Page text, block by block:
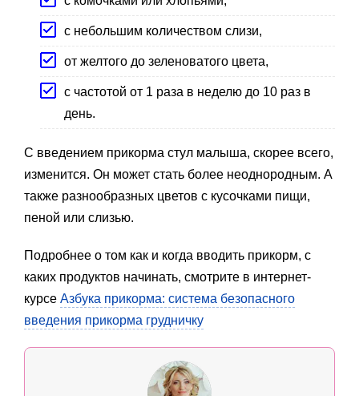
с небольшим количеством слизи,
от желтого до зеленоватого цвета,
с частотой от 1 раза в неделю до 10 раз в
день.
С введением прикорма стул малыша, скорее всего,
изменится. Он может стать более неоднородным. А
также разнообразных цветов с кусочками пищи,
пеной или слизью.
Подробнее о том как и когда вводить прикорм, с
каких продуктов начинать, смотрите в интернет-
курсе Азбука прикорма: система безопасного
введения прикорма грудничку